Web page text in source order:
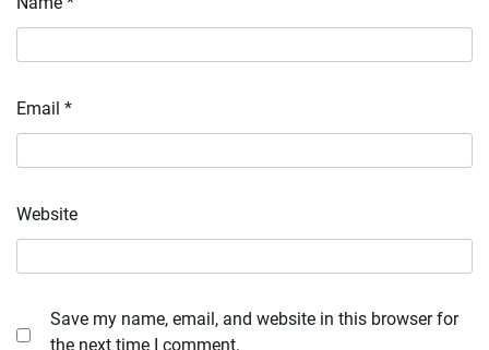
Email *
Website
Save my name, email, and website in this browser for
the next time I comment.